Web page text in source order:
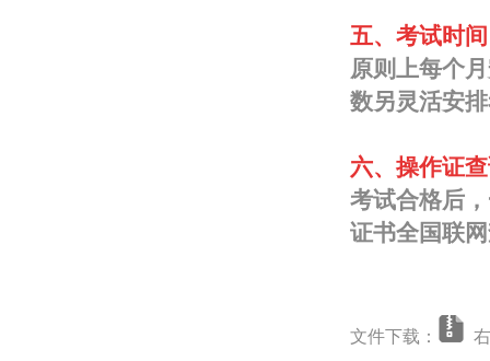
五、考试时间
原则上每个
数另灵活安
六、操作证
考试合格后
证书全国联
文件下载：